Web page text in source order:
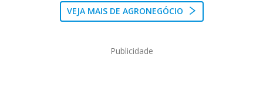
VEJA MAIS DE AGRONEGÓCIO
Publicidade